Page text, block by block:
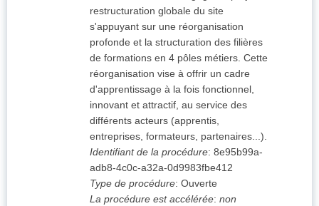
restructuration globale du site
s'appuyant sur une réorganisation
profonde et la structuration des filières
de formations en 4 pôles métiers. Cette
réorganisation vise à offrir un cadre
d'apprentissage à la fois fonctionnel,
innovant et attractif, au service des
différents acteurs (apprentis,
entreprises, formateurs, partenaires...).
Identifiant de la procédure: 8e95b99a-
adb8-4c0c-a32a-0d9983fbe412
Type de procédure: Ouverte
La procédure est accélérée: non